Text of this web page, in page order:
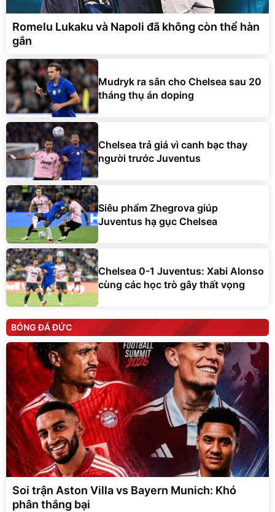
Romelu Lukaku và Napoli đã không còn thể hàn
gắn
Mudryk ra sân cho Chelsea sau 20
tháng thụ án doping
Chelsea trả giá vì canh bạc thay
người trước Juventus
Siêu phẩm Zhegrova giúp
Juventus hạ gục Chelsea
Chelsea 0-1 Juventus: Xabi Alonso
cùng các học trò gây thất vọng
BÓNG ĐÁ ĐỨC
Soi trận Aston Villa vs Bayern Munich: Khó
phân thắng bại